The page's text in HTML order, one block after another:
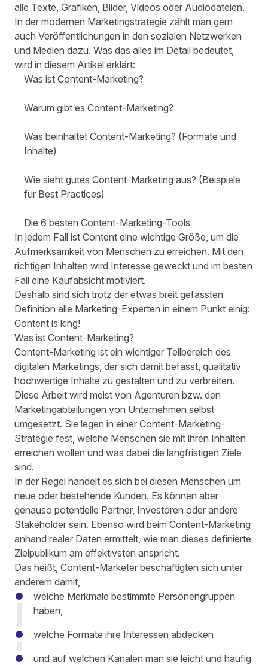
alle Texte, Grafiken, Bilder, Videos oder Audiodateien.
In der modernen Marketingstrategie zählt man gern
auch Veröffentlichungen in den sozialen Netzwerken
und Medien dazu. Was das alles im Detail bedeutet,
wird in diesem Artikel erklärt:
Was ist Content-Marketing?
Warum gibt es Content-Marketing?
Was beinhaltet Content-Marketing? (Formate und
Inhalte)
Wie sieht gutes Content-Marketing aus? (Beispiele
für Best Practices)
Die 6 besten Content-Marketing-Tools
In jedem Fall ist Content eine wichtige Größe, um die
Aufmerksamkeit von Menschen zu erreichen. Mit den
richtigen Inhalten wird Interesse geweckt und im besten
Fall eine Kaufabsicht motiviert.
Deshalb sind sich trotz der etwas breit gefassten
Definition alle Marketing-Experten in einem Punkt einig:
Content is king!
Was ist Content-Marketing?
Content-Marketing ist ein wichtiger Teilbereich des
digitalen Marketings, der sich damit befasst, qualitativ
hochwertige Inhalte zu gestalten und zu verbreiten.
Diese Arbeit wird meist von Agenturen bzw. den
Marketingabteilungen von Unternehmen selbst
umgesetzt. Sie legen in einer Content-Marketing-
Strategie fest, welche Menschen sie mit ihren Inhalten
erreichen wollen und was dabei die langfristigen Ziele
sind.
In der Regel handelt es sich bei diesen Menschen um
neue oder bestehende Kunden. Es können aber
genauso potentielle Partner, Investoren oder andere
Stakeholder sein. Ebenso wird beim Content-Marketing
anhand realer Daten ermittelt, wie man dieses definierte
Zielpublikum am effektivsten anspricht.
Das heißt, Content-Marketer beschäftigten sich unter
anderem damit,
welche Merkmale bestimmte Personengruppen
haben,
welche Formate ihre Interessen abdecken
und auf welchen Kanälen man sie leicht und häufig